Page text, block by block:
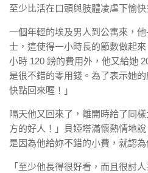
至少比活在口頭與肢體凌虐下愉快
一個年輕的埃及男人到公寓來，
士，這使得一小時長的節數做起
小時 120 鎊的費用外，他又給她
是很不錯的零用錢。為了表示她
快點回來喔！」
隔天他又回來了，離開時給了同
方的好人！」貝婭塔滿懷熱情地
是因為他給妳不錯的小費，就認為
「至少他長得很好看，而且很討